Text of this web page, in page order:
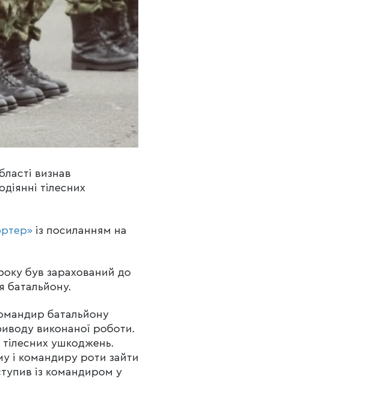
визнав
тілесних
із посиланням на
був зарахований до
батальйону.
батальйону
виконаної роботи.
ушкоджень.
і командиру роти зайти
із командиром у